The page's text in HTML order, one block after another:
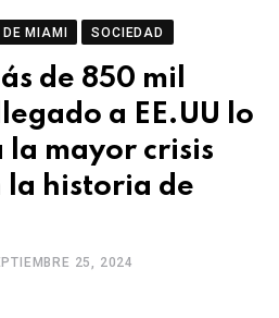
MIAMI SOCIEDAD
de 850 mil
a EE.UU lo
la mayor crisis
historia de
25, 2024